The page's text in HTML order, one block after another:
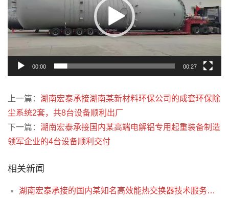
放
器
00:00 00:27
上一篇： 湖南宏泰承接湖南某新材料环保公司的成套环保除
尘系统2套，共8台设备顺利出厂
下一篇： 湖南宏泰承接国内某高端电解铝专用起重装备制造
领军企业的4台设备顺利交付
相关新闻
湖南宏泰承接的国内某知名高效能热交换器技术服务有限公司的两台换热器顺利完工发货